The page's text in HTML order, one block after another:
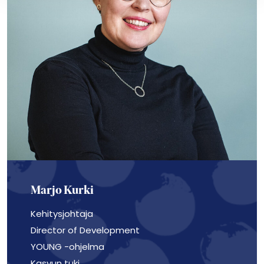
Marjo Kurki
Kehitysjohtaja
Director of Development
YOUNG -ohjelma